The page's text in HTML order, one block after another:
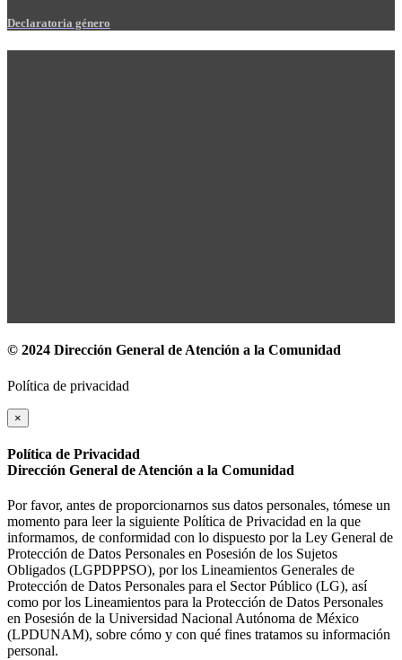
Declaratoria género
© 2024 Dirección General de Atención a la Comunidad
Política de privacidad
×
Política de Privacidad
Dirección General de Atención a la Comunidad
Por favor, antes de proporcionarnos sus datos personales, tómese un
momento para leer la siguiente Política de Privacidad en la que
informamos, de conformidad con lo dispuesto por la Ley General de
Protección de Datos Personales en Posesión de los Sujetos
Obligados (LGPDPPSO), por los Lineamientos Generales de
Protección de Datos Personales para el Sector Público (LG), así
como por los Lineamientos para la Protección de Datos Personales
en Posesión de la Universidad Nacional Autónoma de México
(LPDUNAM), sobre cómo y con qué fines tratamos su información
personal.